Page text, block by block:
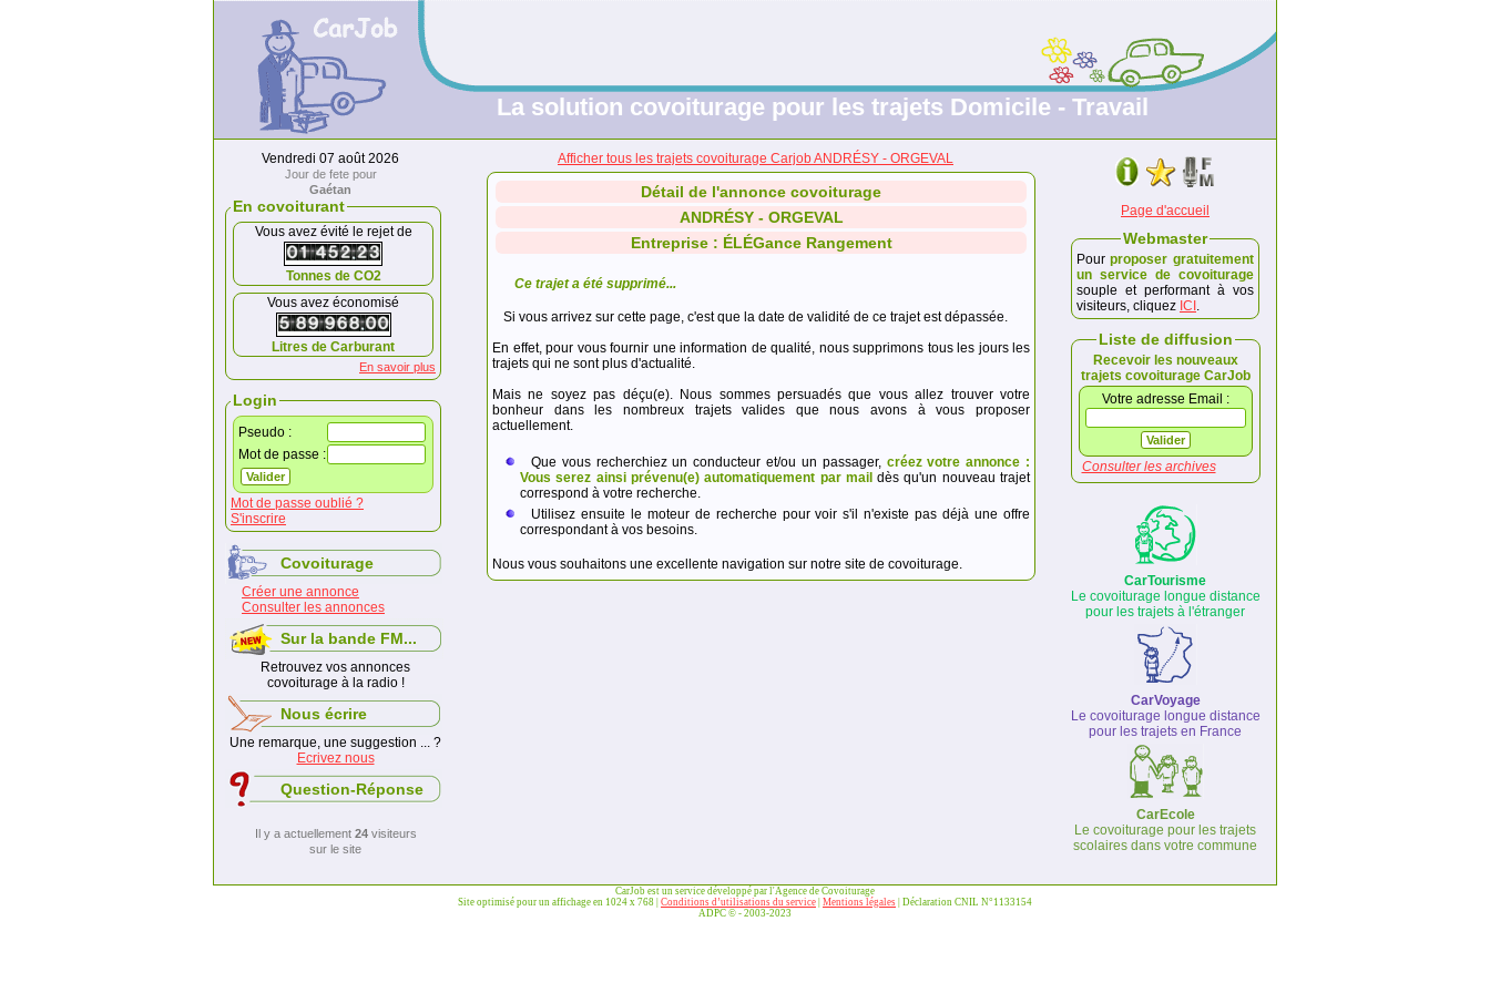
La solution covoiturage pour les trajets Domicile - Travail
Vendredi 07 août 2026
Jour de fete pour
Gaétan
En covoiturant
Vous avez évité le rejet de
Tonnes de CO2
Vous avez économisé
Litres de Carburant
En savoir plus
Login
Pseudo :
Mot de passe :
Mot de passe oublié ?
S'inscrire
Covoiturage
Créer une annonce
Consulter les annonces
Sur la bande FM...
Retrouvez vos annonces
covoiturage à la radio !
Nous écrire
Une remarque, une suggestion ... ?
Ecrivez nous
Question-Réponse
Il y a actuellement 24visiteurs
sur le site
Afficher tous les trajets covoiturage Carjob ANDRÉSY - ORGEVAL
Détail de l'annonce covoiturage
ANDRÉSY - ORGEVAL
Entreprise : ÉLÉGance Rangement
Ce trajet a été supprimé...
Si vous arrivez sur cette page, c'est que la date de validité de ce trajet est dépassée.
En effet, pour vous fournir une information de qualité, nous supprimons tous les jours les
trajets qui ne sont plus d'actualité.
Mais ne soyez pas déçu(e). Nous sommes persuadés que vous allez trouver votre
bonheur dans les nombreux trajets valides que nous avons à vous proposer
actuellement.
Que vous recherchiez un conducteur et/ou un passager, créez votre annonce :
Vous serez ainsi prévenu(e) automatiquement par mail dès qu'un nouveau trajet
correspond à votre recherche.
Utilisez ensuite le moteur de recherche pour voir s'il n'existe pas déjà une offre
correspondant à vos besoins.
Nous vous souhaitons une excellente navigation sur notre site de covoiturage.
Page d'accueil
Webmaster
Pour proposer gratuitement
un service de covoiturage
souple et performant à vos
visiteurs, cliquez ICI .
Liste de diffusion
Recevoir les nouveaux
trajets covoiturage CarJob
Votre adresse Email :
Consulter les archives
CarTourisme
Le covoiturage longue distance
pour les trajets à l'étranger
CarVoyage
Le covoiturage longue distance
pour les trajets en France
CarEcole
Le covoiturage pour les trajets
scolaires dans votre commune
CarJob est un service développé par l'Agence de Covoiturage
Site optimisé pour un affichage en 1024 x 768 | Conditions d’utilisations du service Mentions légales | Déclaration CNIL N°1133154
ADPC © - 2003-2023